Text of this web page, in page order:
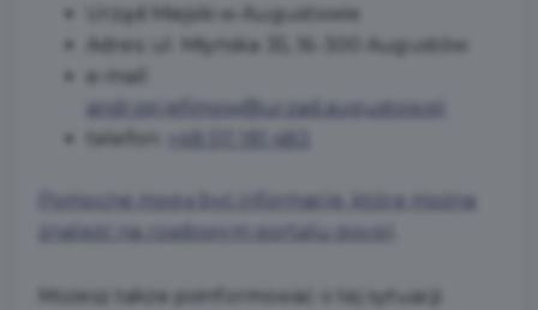
Urząd Miejski w Augustowie
e-mail:
andrzej.jefimow@urzad.augustow.pl
Pomocne mogą być informacje, które można
znaleźć na rządowym portalu gov.pl
Możesz także poinformować o tej sytuacji